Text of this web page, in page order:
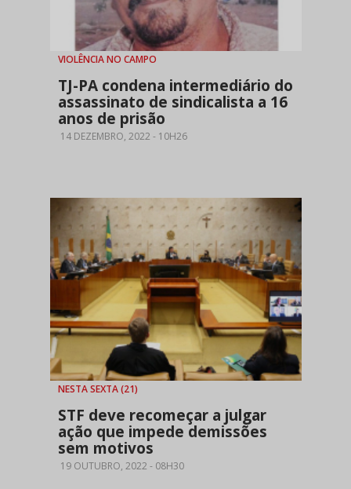
VIOLÊNCIA NO CAMPO
TJ-PA condena intermediário do
assassinato de sindicalista a 16
anos de prisão
14 DEZEMBRO, 2022 - 10H26
NESTA SEXTA (21)
STF deve recomeçar a julgar
ação que impede demissões
sem motivos
19 OUTUBRO, 2022 - 08H30